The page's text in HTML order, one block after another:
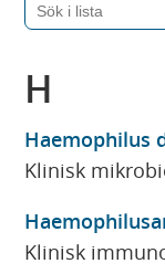
H
Haemophilus
Klinisk
Klinisk